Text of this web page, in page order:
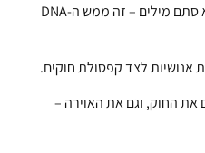
. אלו הם לא סתם מילים – זה ממש ה-DNA
אנושיות לצד קפסולת חוקים.
את החוק, וגם את האוירה –